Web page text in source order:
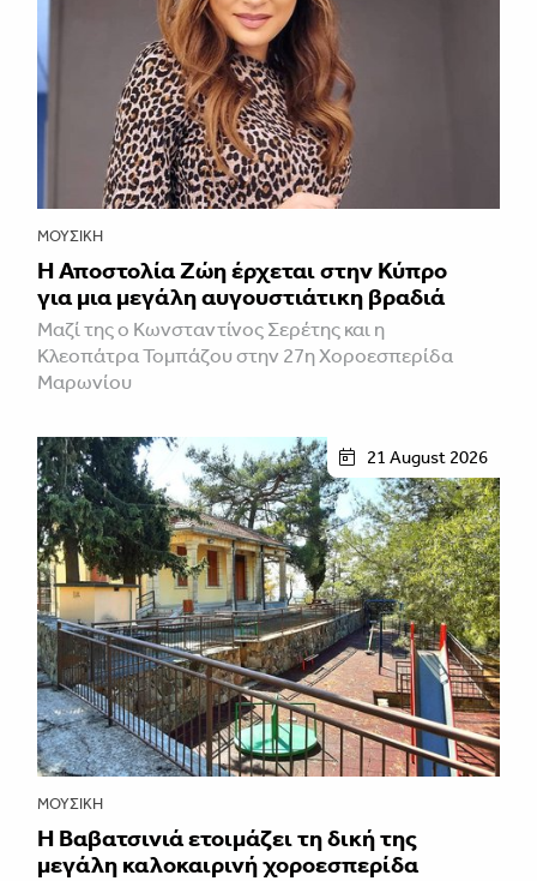
ΜΟΥΣΙΚΉ
Η Αποστολία Ζώη έρχεται στην Κύπρο
για μια μεγάλη αυγουστιάτικη βραδιά
Μαζί της ο Κωνσταντίνος Σερέτης και η
Κλεοπάτρα Τομπάζου στην 27η Χοροεσπερίδα
Μαρωνίου
21 August 2026
ΜΟΥΣΙΚΉ
Η Βαβατσινιά ετοιμάζει τη δική της
μεγάλη καλοκαιρινή χοροεσπερίδα